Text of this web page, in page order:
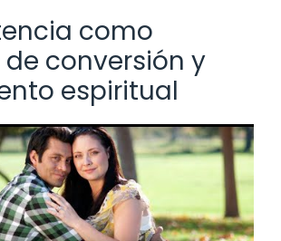
como
conversión y
espiritual